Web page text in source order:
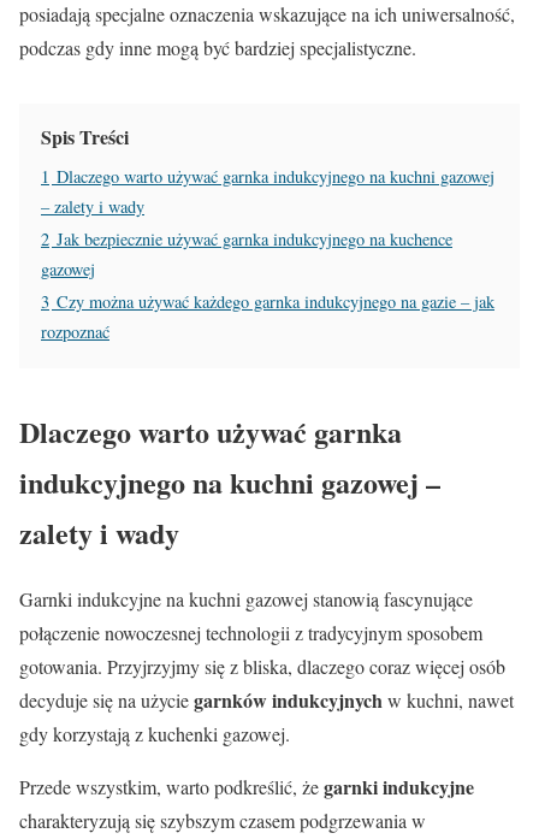
posiadają specjalne oznaczenia wskazujące na ich uniwersalność,
podczas gdy inne mogą być bardziej specjalistyczne.
Spis Treści
1 Dlaczego warto używać garnka indukcyjnego na kuchni gazowej
– zalety i wady
2 Jak bezpiecznie używać garnka indukcyjnego na kuchence
gazowej
3 Czy można używać każdego garnka indukcyjnego na gazie – jak
rozpoznać
Dlaczego warto używać garnka
indukcyjnego na kuchni gazowej –
zalety i wady
Garnki indukcyjne na kuchni gazowej stanowią fascynujące
połączenie nowoczesnej technologii z tradycyjnym sposobem
gotowania. Przyjrzyjmy się z bliska, dlaczego coraz więcej osób
decyduje się na użyciegarnków indukcyjnychw kuchni, nawet
gdy korzystają z kuchenki gazowej.
Przede wszystkim, warto podkreślić, żegarnki indukcyjne
charakteryzują się szybszym czasem podgrzewania w